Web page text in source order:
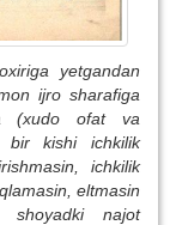
yetgandan
ijro sharafiga
(xudo ofat va
bir kishi ichkilik
ichkilik
eltmasin
shoyadki najot